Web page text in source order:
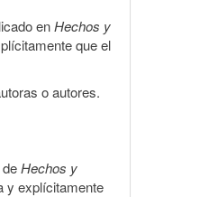
enHechos y
que el
o autores.
Hechos y
y explícitamente